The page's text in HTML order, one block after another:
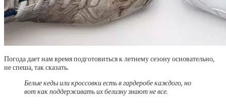
Погода дает нам время подготовиться к летнему сезону основательно,
не спеша, так сказать.
Белые кеды или кроссовки есть в гардеробе каждого, но
вот как поддерживать их белизну знают не все.